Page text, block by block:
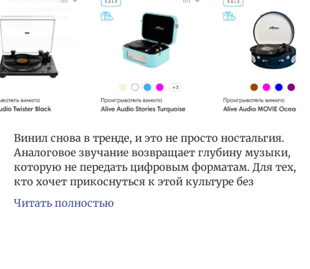
Винил снова в тренде, и это не просто ностальгия.
Аналоговое звучание возвращает глубину музыки,
которую не передать цифровым форматам. Для тех,
кто хочет прикоснуться к этой культуре без
Читать полностью